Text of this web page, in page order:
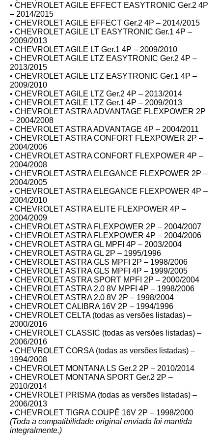
• CHEVROLET AGILE EFFECT EASYTRONIC Ger.2 4P
– 2014/2015
• CHEVROLET AGILE EFFECT Ger.2 4P – 2014/2015
• CHEVROLET AGILE LT EASYTRONIC Ger.1 4P –
2009/2013
• CHEVROLET AGILE LT Ger.1 4P – 2009/2010
• CHEVROLET AGILE LTZ EASYTRONIC Ger.2 4P –
2013/2015
• CHEVROLET AGILE LTZ EASYTRONIC Ger.1 4P –
2009/2010
• CHEVROLET AGILE LTZ Ger.2 4P – 2013/2014
• CHEVROLET AGILE LTZ Ger.1 4P – 2009/2013
• CHEVROLET ASTRA ADVANTAGE FLEXPOWER 2P
– 2004/2008
• CHEVROLET ASTRA ADVANTAGE 4P – 2004/2011
• CHEVROLET ASTRA CONFORT FLEXPOWER 2P –
2004/2006
• CHEVROLET ASTRA CONFORT FLEXPOWER 4P –
2004/2008
• CHEVROLET ASTRA ELEGANCE FLEXPOWER 2P –
2004/2005
• CHEVROLET ASTRA ELEGANCE FLEXPOWER 4P –
2004/2010
• CHEVROLET ASTRA ELITE FLEXPOWER 4P –
2004/2009
• CHEVROLET ASTRA FLEXPOWER 2P – 2004/2007
• CHEVROLET ASTRA FLEXPOWER 4P – 2004/2006
• CHEVROLET ASTRA GL MPFI 4P – 2003/2004
• CHEVROLET ASTRA GL 2P – 1995/1996
• CHEVROLET ASTRA GLS MPFI 2P – 1998/2006
• CHEVROLET ASTRA GLS MPFI 4P – 1999/2005
• CHEVROLET ASTRA SPORT MPFI 2P – 2000/2004
• CHEVROLET ASTRA 2.0 8V MPFI 4P – 1998/2006
• CHEVROLET ASTRA 2.0 8V 2P – 1998/2004
• CHEVROLET CALIBRA 16V 2P – 1994/1996
• CHEVROLET CELTA (todas as versões listadas) –
2000/2016
• CHEVROLET CLASSIC (todas as versões listadas) –
2006/2016
• CHEVROLET CORSA (todas as versões listadas) –
1994/2008
• CHEVROLET MONTANA LS Ger.2 2P – 2010/2014
• CHEVROLET MONTANA SPORT Ger.2 2P –
2010/2014
• CHEVROLET PRISMA (todas as versões listadas) –
2006/2013
• CHEVROLET TIGRA COUPÊ 16V 2P – 1998/2000
(Toda a compatibilidade original enviada foi mantida
integralmente.)